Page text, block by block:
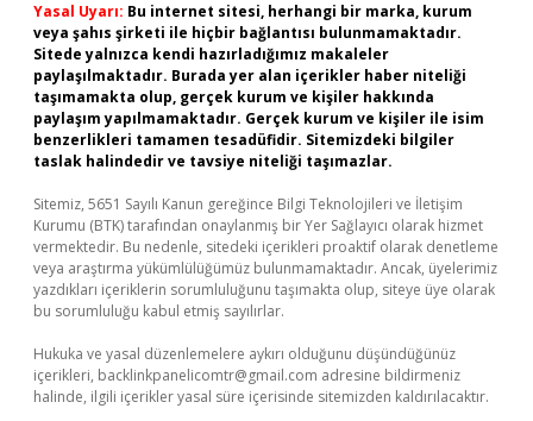
Yasal Uyarı: Bu internet sitesi, herhangi bir marka, kurum
veya şahıs şirketi ile hiçbir bağlantısı bulunmamaktadır.
Sitede yalnızca kendi hazırladığımız makaleler
paylaşılmaktadır. Burada yer alan içerikler haber niteliği
taşımamakta olup, gerçek kurum ve kişiler hakkında
paylaşım yapılmamaktadır. Gerçek kurum ve kişiler ile isim
benzerlikleri tamamen tesadüfidir. Sitemizdeki bilgiler
taslak halindedir ve tavsiye niteliği taşımazlar.
Sitemiz, 5651 Sayılı Kanun gereğince Bilgi Teknolojileri ve İletişim
Kurumu (BTK) tarafından onaylanmış bir Yer Sağlayıcı olarak hizmet
vermektedir. Bu nedenle, sitedeki içerikleri proaktif olarak denetleme
veya araştırma yükümlülüğümüz bulunmamaktadır. Ancak, üyelerimiz
yazdıkları içeriklerin sorumluluğunu taşımakta olup, siteye üye olarak
bu sorumluluğu kabul etmiş sayılırlar.
Hukuka ve yasal düzenlemelere aykırı olduğunu düşündüğünüz
içerikleri, backlinkpanelicomtr@gmail.com adresine bildirmeniz
halinde, ilgili içerikler yasal süre içerisinde sitemizden kaldırılacaktır.